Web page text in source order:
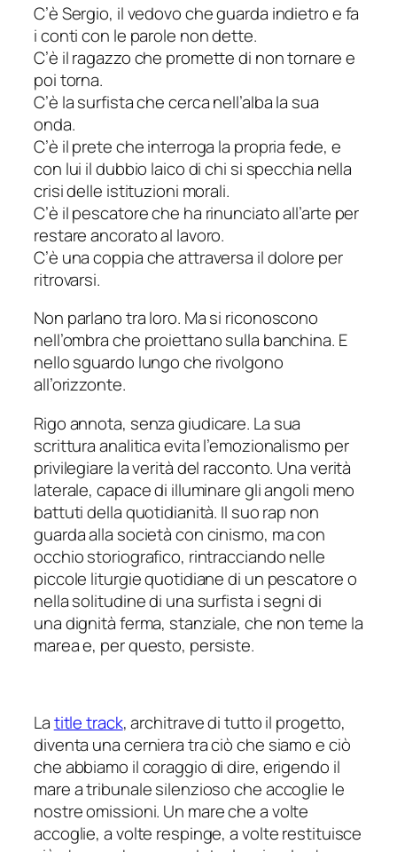
C’è Sergio, il vedovo che guarda indietro e fa
i conti con le parole non dette.
C’è il ragazzo che promette di non tornare e
poi torna.
C’è la surfista che cerca nell’alba la sua
onda.
C’è il prete che interroga la propria fede, e
con lui il dubbio laico di chi si specchia nella
crisi delle istituzioni morali.
C’è il pescatore che ha rinunciato all’arte per
restare ancorato al lavoro.
C’è una coppia che attraversa il dolore per
ritrovarsi.
Non parlano tra loro. Ma si riconoscono
nell’ombra che proiettano sulla banchina. E
nello sguardo lungo che rivolgono
all’orizzonte.
Rigo annota, senza giudicare. La sua
scrittura analitica evita l’emozionalismo per
privilegiare la verità del racconto. Una verità
laterale, capace di illuminare gli angoli meno
battuti della quotidianità. Il suo rap non
guarda alla società con cinismo, ma con
occhio storiografico, rintracciando nelle
piccole liturgie quotidiane di un pescatore o
nella solitudine di una surfista i segni di
una dignità ferma, stanziale, che non teme la
marea e, per questo, persiste.
Latitle track, architrave di tutto il progetto,
diventa una cerniera tra ciò che siamo e ciò
che abbiamo il coraggio di dire, erigendo il
mare a tribunale silenzioso che accoglie le
nostre omissioni. Un mare che a volte
accoglie, a volte respinge, a volte restituisce